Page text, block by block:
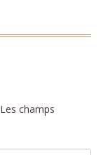
Les champs